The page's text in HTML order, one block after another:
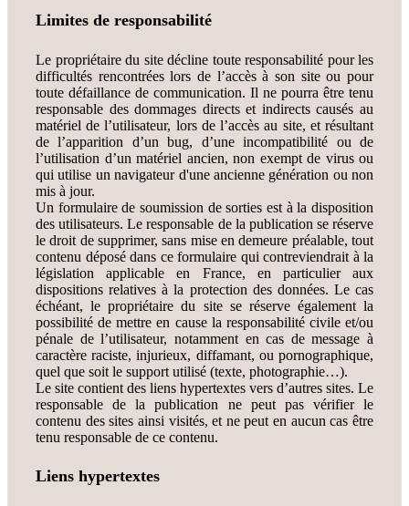
Limites de responsabilité
Le propriétaire du site décline toute responsabilité pour les
difficultés rencontrées lors de l’accès à son site ou pour
toute défaillance de communication. Il ne pourra être tenu
responsable des dommages directs et indirects causés au
matériel de l’utilisateur, lors de l’accès au site, et résultant
de l’apparition d’un bug, d’une incompatibilité ou de
l’utilisation d’un matériel ancien, non exempt de virus ou
qui utilise un navigateur d'une ancienne génération ou non
mis à jour.
Un formulaire de soumission de sorties est à la disposition
des utilisateurs. Le responsable de la publication se réserve
le droit de supprimer, sans mise en demeure préalable, tout
contenu déposé dans ce formulaire qui contreviendrait à la
législation applicable en France, en particulier aux
dispositions relatives à la protection des données. Le cas
échéant, le propriétaire du site se réserve également la
possibilité de mettre en cause la responsabilité civile et/ou
pénale de l’utilisateur, notamment en cas de message à
caractère raciste, injurieux, diffamant, ou pornographique,
quel que soit le support utilisé (texte, photographie…).
Le site contient des liens hypertextes vers d’autres sites. Le
responsable de la publication ne peut pas vérifier le
contenu des sites ainsi visités, et ne peut en aucun cas être
tenu responsable de ce contenu.
Liens hypertextes